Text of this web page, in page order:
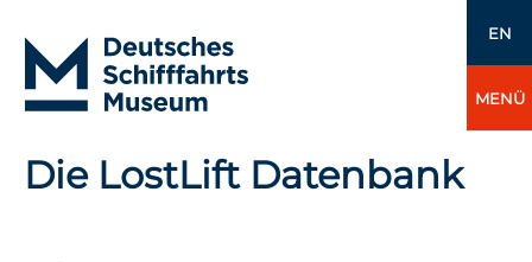
EN
MENÜ
Die LostLift Datenbank